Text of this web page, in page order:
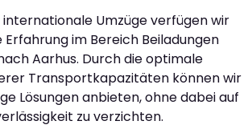
Umzüge verfügen wir
im Bereich Beiladungen
Aarhus. Durch die optimale
Transportkapazitäten können wir
Lösungen anbieten, ohne dabei auf
zu verzichten.